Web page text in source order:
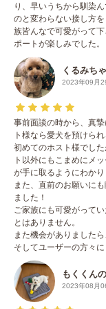
り、早いうちから馴染
のと変わらない接し方
族皆んなで可愛がって
ポートが楽しみでした。
くるみち
2023年09月
事前面談の時から、真
ト様なら愛犬を預けら
初めてのホスト様でし
ト以外にもこまめにメ
が手に取るようにわかり
また、直前のお願いに
ました！
ご家族にも可愛がって
とはありません。
また機会がありました
そしてユーザーの方々
もくくん
2023年08月